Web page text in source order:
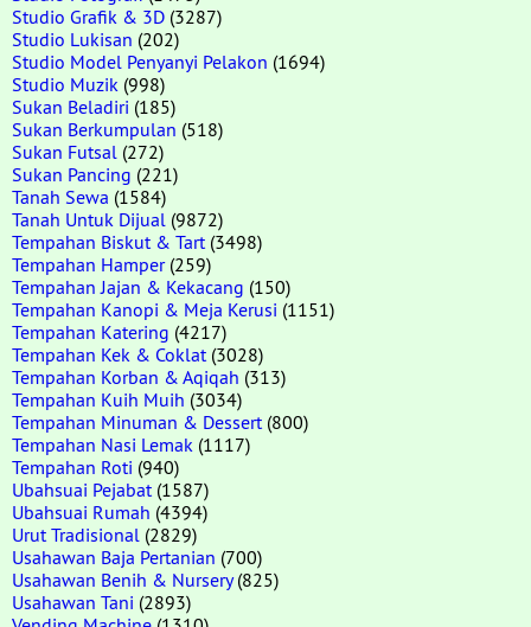
Studio Grafik & 3D (3287)
Studio Lukisan (202)
Studio Model Penyanyi Pelakon (1694)
Studio Muzik (998)
Sukan Beladiri (185)
Sukan Berkumpulan (518)
Sukan Futsal (272)
Sukan Pancing (221)
Tanah Sewa (1584)
Tanah Untuk Dijual (9872)
Tempahan Biskut & Tart (3498)
Tempahan Hamper(259)
Tempahan Jajan & Kekacang (150)
Tempahan Kanopi & Meja Kerusi (1151)
Tempahan Katering (4217)
Tempahan Kek & Coklat (3028)
Tempahan Korban & Aqiqah (313)
Tempahan Kuih Muih (3034)
Tempahan Minuman & Dessert (800)
Tempahan Nasi Lemak (1117)
Tempahan Roti (940)
Ubahsuai Pejabat (1587)
Ubahsuai Rumah (4394)
Urut Tradisional (2829)
Usahawan Baja Pertanian (700)
Usahawan Benih & Nursery(825)
Usahawan Tani (2893)